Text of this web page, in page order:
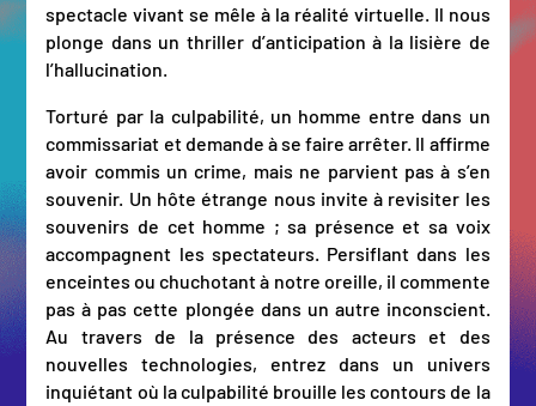
spectacle vivant se mêle à la réalité virtuelle. Il nous
plonge dans un thriller d’anticipation à la lisière de
l’hallucination.
Torturé par la culpabilité, un homme entre dans un
commissariat et demande à se faire arrêter. Il affirme
avoir commis un crime, mais ne parvient pas à s’en
souvenir. Un hôte étrange nous invite à revisiter les
souvenirs de cet homme ; sa présence et sa voix
accompagnent les spectateurs. Persiflant dans les
enceintes ou chuchotant à notre oreille, il commente
pas à pas cette plongée dans un autre inconscient.
Au travers de la présence des acteurs et des
nouvelles technologies, entrez dans un univers
inquiétant où la culpabilité brouille les contours de la